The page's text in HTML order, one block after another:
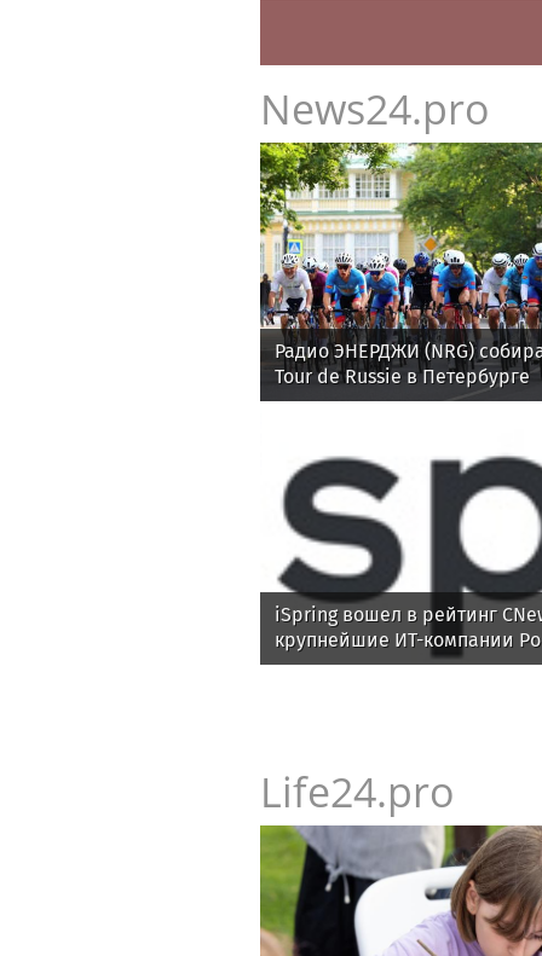
News24.pro
Радио ЭНЕРДЖИ (NRG)
Tour de Russie в Петербурге
iSpring вошел в рейтинг
крупнейшие ИТ-компании
Life24.pro